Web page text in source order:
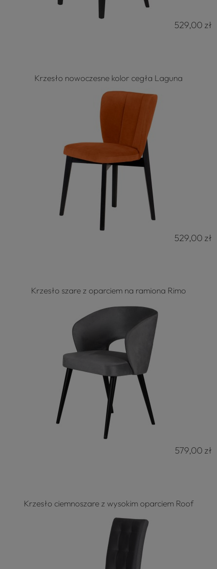
529,00 zł
Krzesło nowoczesne kolor cegła Laguna
529,00 zł
Krzesło szare z oparciem na ramiona Rimo
579,00 zł
Krzesło ciemnoszare z wysokim oparciem Roof